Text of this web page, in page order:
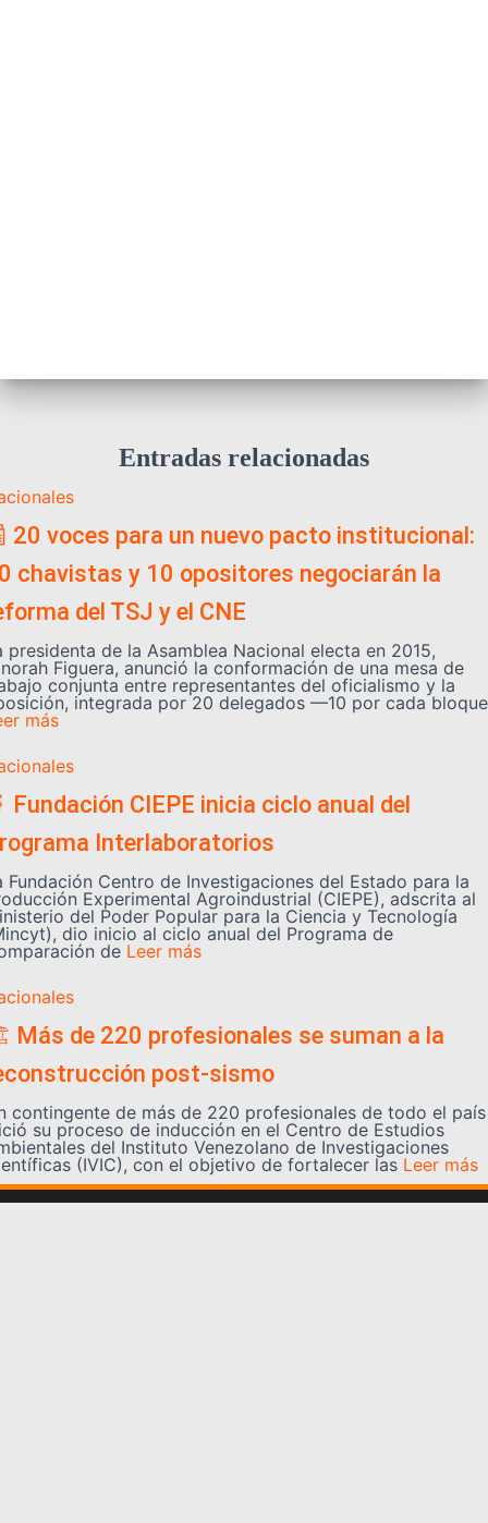
Entradas relacionadas
20 voces para un nuevo pacto institucional:
chavistas y 10 opositores negociarán la
del TSJ y el CNE
presidenta de la Asamblea Nacional electa en 2015,
Figuera, anunció la conformación de una mesa de
conjunta entre representantes del oficialismo y la
integrada por 20 delegados —10 por cada bloque
más
Fundación CIEPE inicia ciclo anual del
Interlaboratorios
Fundación Centro de Investigaciones del Estado para la
Experimental Agroindustrial (CIEPE), adscrita al
del Poder Popular para la Ciencia y Tecnología
dio inicio al ciclo anual del Programa de
de Leer más
de 220 profesionales se suman a la
post-sismo
contingente de más de 220 profesionales de todo el país
su proceso de inducción en el Centro de Estudios
del Instituto Venezolano de Investigaciones
(IVIC), con el objetivo de fortalecer las Leer más